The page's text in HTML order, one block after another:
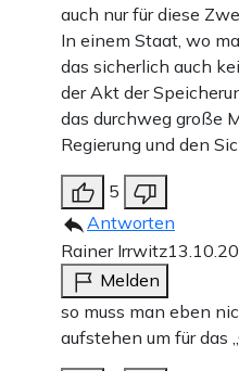
auch nur für diese
In einem Staat, wo
das sicherlich auch
der Akt der
das durchweg große
Regierung und den
5
Antworten
Rainer Irrwitz
Melden
so muss man eben
aufstehen um für das